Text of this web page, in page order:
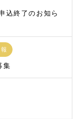
込終了のお知ら
集